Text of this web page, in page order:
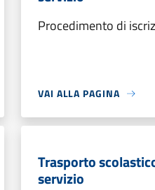
Procedimento di
VAI ALLA PAGINA
Trasporto
servizio